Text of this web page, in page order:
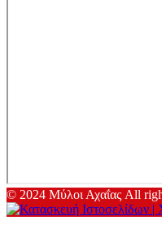
© 2024 Μύλοι Αχαΐας All